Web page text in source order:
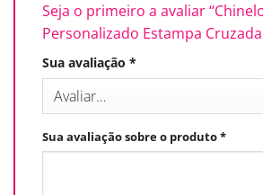
Seja o primeiro a avaliar
Personalizado Estampa Cruzada
Sua avaliação *
Sua avaliação sobre o produto*